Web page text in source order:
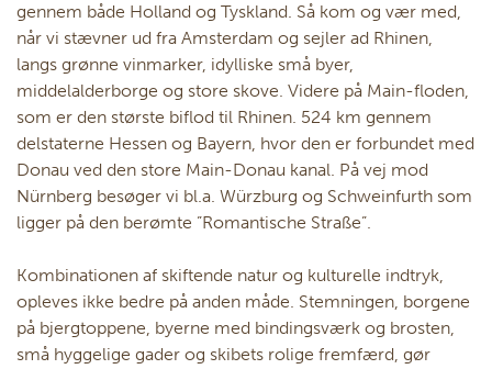
gennem både Holland og Tyskland. Så kom og vær med,
når vi stævner ud fra Amsterdam og sejler ad Rhinen,
langs grønne vinmarker, idylliske små byer,
middelalderborge og store skove. Videre på Main-floden,
som er den største biflod til Rhinen. 524 km gennem
delstaterne Hessen og Bayern, hvor den er forbundet med
Donau ved den store Main-Donau kanal. På vej mod
Nürnberg besøger vi bl.a. Würzburg og Schweinfurth som
ligger på den berømte ”Romantische Straße”.
Kombinationen af skiftende natur og kulturelle indtryk,
opleves ikke bedre på anden måde. Stemningen, borgene
på bjergtoppene, byerne med bindingsværk og brosten,
små hyggelige gader og skibets rolige fremfærd, gør